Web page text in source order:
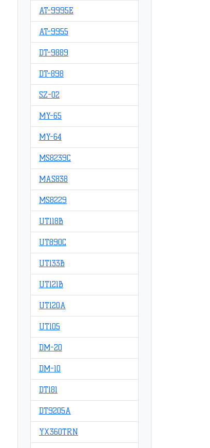
AT-9995E
AT-9955
DT-9889
DT-898
SZ-02
MY-65
MY-64
MS8239C
MAS838
MS8229
UT118B
UT890C
UT133B
UT121B
UT120A
UT105
DM-20
DM-10
DT181
DT9205A
YX360TRN